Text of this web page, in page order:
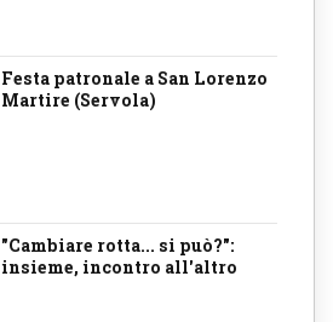
Festa patronale a San Lorenzo
Martire (Servola)
"Cambiare rotta... si può?":
insieme, incontro all'altro